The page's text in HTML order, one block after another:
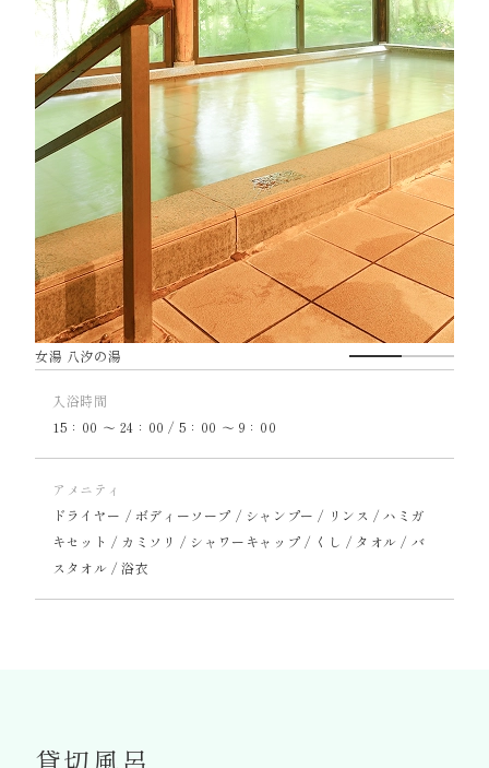
女湯 八汐の湯
入浴時間
15：00 〜 24：00 / 5：00 〜 9：00
アメニティ
ドライヤー / ボディーソープ / シャンプー / リンス / ハミガ
キセット / カミソリ / シャワーキャップ / くし / タオル / バ
スタオル / 浴衣